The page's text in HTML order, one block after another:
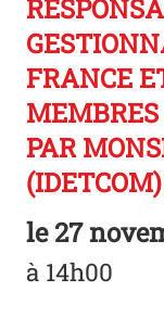
FRANCE
PAR
(IDETCOM)
le27
à 14h00